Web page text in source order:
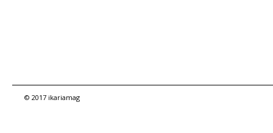
© 2017 ikariamag